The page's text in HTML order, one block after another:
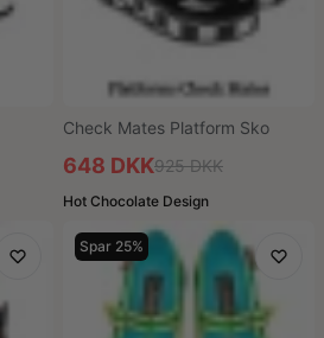
Check Mates Platform Sko
648 DKK925 DKK
Hot Chocolate Design
Spar 25%